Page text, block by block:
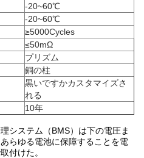
-20~60℃
-20~60℃
≥5000Cycles
≤50mΩ
プリズム
銅の柱
黒いですかカスタマイズさ
れる
10年
システム（BMS）は下の電圧ま
らゆる電池に保障することを電
付けた。